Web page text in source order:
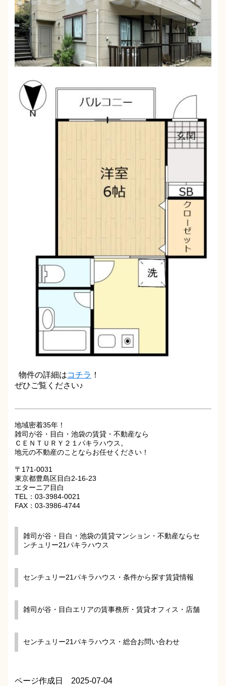
物件の詳細はコチラ ！
ぜひご覧ください♪
地域密着35年！
雑司が谷・目白・池袋の賃貸・不動産なら
ＣＥＮＴＵＲＹ２１パキラハウス。
地元の不動産のことならお任せください！
〒171-0031
東京都豊島区目白2-16-23
エターニア目白
TEL：03-3984-0021
FAX：03-3986-4744
雑司が谷・目白・池袋の賃貸マンション・不動産ならセ
ンチュリー21パキラハウス
センチュリー21パキラハウス・条件から探す賃貸情報
雑司が谷・目白エリアの賃事務所・賃貸オフィス・店舗
センチュリー21パキラハウス・総合お問い合わせ
ページ作成日 2025-07-04